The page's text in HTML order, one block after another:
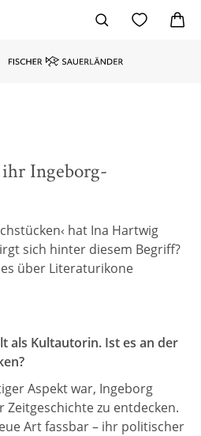
Ingeborg-
hat Ina Hartwig
sich hinter diesem Begriff?
über Literaturikone
als Kultautorin. Ist es an der
Aspekt war, Ingeborg
Zeitgeschichte zu entdecken.
Art fassbar – ihr politischer